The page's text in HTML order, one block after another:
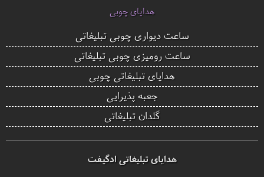
هدایای چوبی
ساعت دیواری چوبی تبلیغاتی
ساعت رومیزی چوبی تبلیغاتی
هدایای تبلیغاتی چوبی
جعبه پذیرایی
گلدان تبلیغاتی
هدایای تبلیغاتی ادگیفت